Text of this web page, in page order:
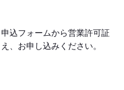
込フォームから営業許可証
、お申し込みください。